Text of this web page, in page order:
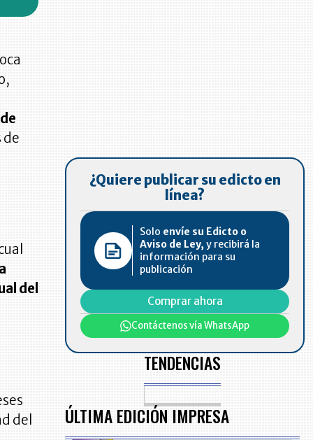
de
del
del
¿Quiere publicar su edicto en
línea?
Solo envíe su Edicto o
Aviso de Ley, y recibirá la
información para su
publicación
Comprar ahora
Contáctenos vía WhatsApp
TENDENCIAS
ÚLTIMA EDICIÓN IMPRESA